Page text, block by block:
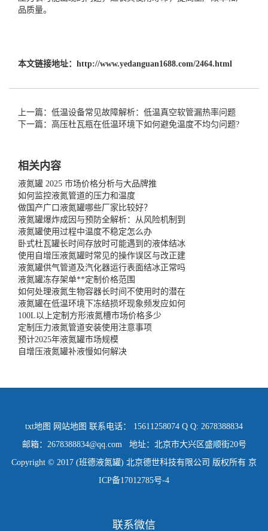
品质量。
本文链接地址： http://www.yedanguan1688.com/2464.html
上一篇：低温设备常见故障解析：低温真空软管漏热率问题
下一篇：高压杜瓦瓶在低温环境下如何避免温度不均匀问题?
相关内容
液氮罐 2025 市场价格分析与大品牌推
如何监控液氮管道的压力和温度
做国产广口液氮罐哪些厂家比较好？
液氮罐爆炸成因与预防全解析：从风险机制到
液氮罐使用过程中温度不稳定怎么办
卧式杜瓦罐长时间存放时可能遇到的液体结冰
使用自增压液氮罐时常见的操作误区与改正建
液氮罐供气管道及汽化器运行表面结冰正常吗
液氮罐冻存架单**定制价格范围
如何处理液氮生物容器长时间不使用时的潜在
液氮罐在低温环境下冻结损坏现象频发应如何
100L以上定制方形液氮槽市场价格多少
定制压力液氮管道安装使用注意事项
预计2025年液氮罐市场规模
自增压液氮罐补液慢如何解决
txt地图 网站地图 联系电话： 15611258074 Q Q: 2678388834
邮箱：2678388834@qq.com 地址：北京市大兴区盛顺街20号
Copyright © 2017 (班德液氮罐) 北京德世科技有限公司 版权所有 京
ICP备17012785号-4
联系微信